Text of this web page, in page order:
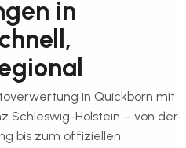
in
in Quickborn mit
Schleswig-Holstein – von der
bis zum offiziellen